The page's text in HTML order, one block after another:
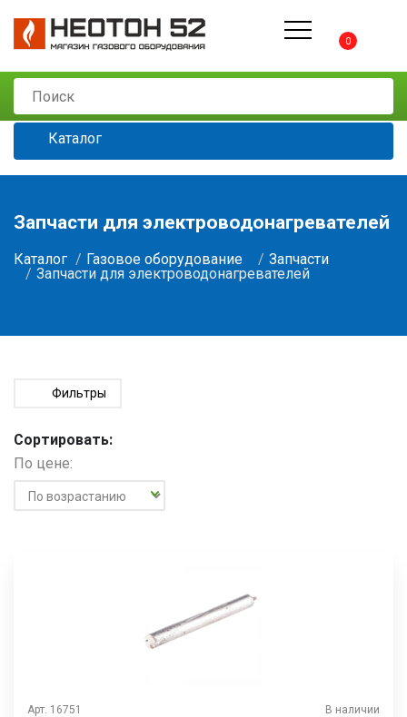
0
Каталог
Запчасти для электроводонагревателей
Каталог Газовое оборудование
Запчасти
Запчасти для электроводонагревателей
Фильтры
Сортировать:
По цене:
Арт. 16751 В наличии